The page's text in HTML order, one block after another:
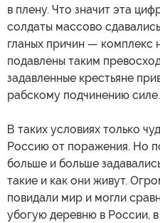
в плену. Что значит эта
солдаты массово
гланых причин — комплекс
подавлены таким
задавленные крестьяне
рабскому подчинению силе.
В таких условиях только
Россию от поражения. Но
больше и больше
такие и как они живут.
повидали мир и могли
убогую деревню в России,